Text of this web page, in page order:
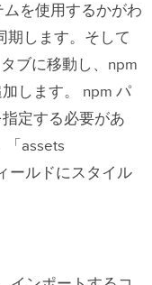
ムを使用するかがわ
期します。そして
ブに移動し、npm
します。 npm パ
定する必要があ
「assets
ールドにスタイル